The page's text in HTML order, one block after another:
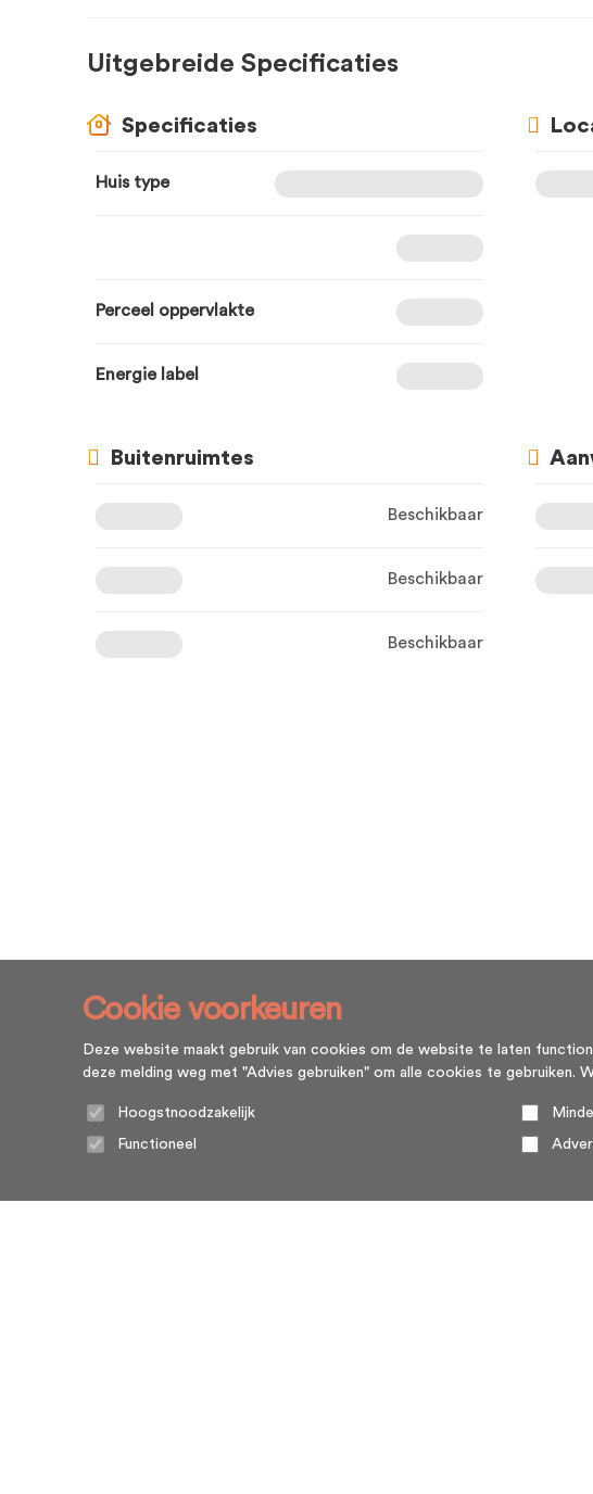
Uitgebreide Specificaties
Specificaties
Huis type
Perceel oppervlakte
Energie label
Buitenruimtes
Beschikbaar
Beschikbaar
Beschikbaar
Cookie voorkeuren
Deze website maakt gebruik van cookies om de website te laten
deze melding weg met "Advies gebruiken" om alle cookies te gebruiken.
Hoogstnoodzakelijk
Functioneel